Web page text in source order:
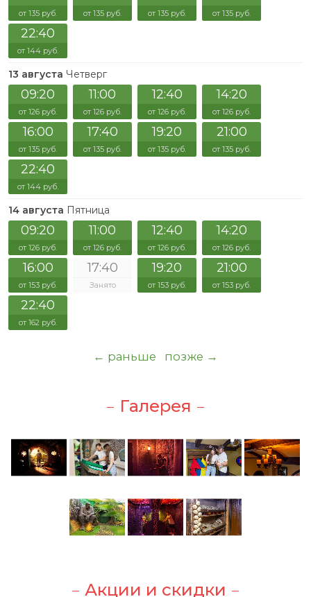
от 135 руб. от 135 руб. от 135 руб. от 135 руб.
22:40
от 144 руб.
13 августа Четверг
09:20
от 126 руб.
11:00
от 126 руб.
12:40
от 126 руб.
14:20
от 126 руб.
16:00
от 135 руб.
17:40
от 135 руб.
19:20
от 135 руб.
21:00
от 135 руб.
22:40
от 144 руб.
14 августа Пятница
09:20
от 126 руб.
11:00
от 126 руб.
12:40
от 126 руб.
14:20
от 126 руб.
16:00
от 153 руб.
17:40
Занято
19:20
от 153 руб.
21:00
от 153 руб.
22:40
от 162 руб.
← раньше позже →
Галерея
Акции и скидки